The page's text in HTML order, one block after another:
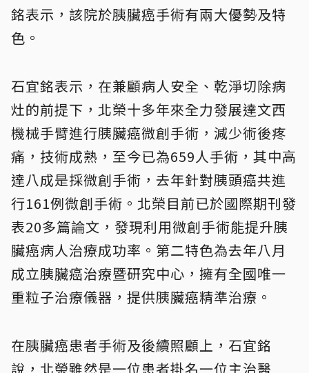
銘表示，該院於胰臟癌手術有兩大優勢及特
色。
石宜銘表示，在兼顧病人安全、乾淨切除病
灶的前提下，北榮十多年來全力發展達文西
機械手臂進行胰臟癌微創手術，減少術後疼
痛，技術成熟，至今已為659人手術，其中高
達八成是採微創手術，去年針對胰頭癌共進
行161例微創手術。北榮目前已於國際期刊發
表20多篇論文，發現利用微創手術能提升胰
臟癌病人治療成功率。第二特色為去年八月
成立胰臟癌治療暨研究中心，擁有全國唯一
重粒子治療儀器，提供胰臟癌精準治療。
在胰臟癌患者手術及後續照顧上，石宜銘
說，北榮雖然是一位患者掛名一位主治醫